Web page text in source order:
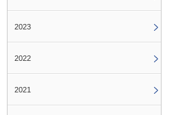
2023
2022
2021